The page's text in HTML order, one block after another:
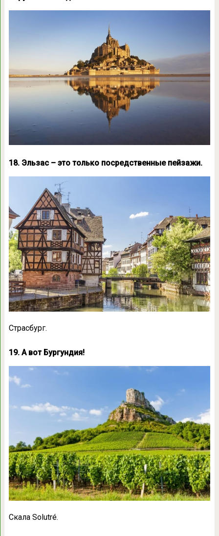
18. Эльзас – это только посредственные пейзажи.
Страсбург.
19. А вот Бургундия!
Скала Solutré.